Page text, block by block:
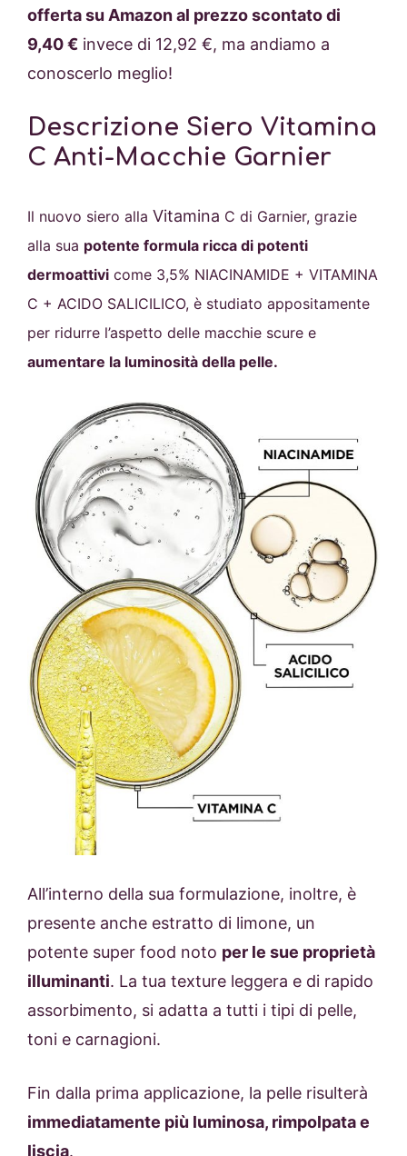
offerta su Amazon al prezzo scontato di
9,40 € invece di 12,92 €, ma andiamo a
conoscerlo meglio!
Descrizione Siero Vitamina
C Anti-Macchie Garnier
Il nuovo siero alla Vitamina C di Garnier, grazie
alla sua potente formula ricca di potenti
dermoattivi come 3,5% NIACINAMIDE + VITAMINA
C + ACIDO SALICILICO, è studiato appositamente
per ridurre l’aspetto delle macchie scure e
aumentare la luminosità della pelle.
All’interno della sua formulazione, inoltre, è
presente anche estratto di limone, un
potente super food noto per le sue proprietà
illuminanti. La tua texture leggera e di rapido
assorbimento, si adatta a tutti i tipi di pelle,
toni e carnagioni.
Fin dalla prima applicazione, la pelle risulterà
immediatamente più luminosa, rimpolpata e
liscia.